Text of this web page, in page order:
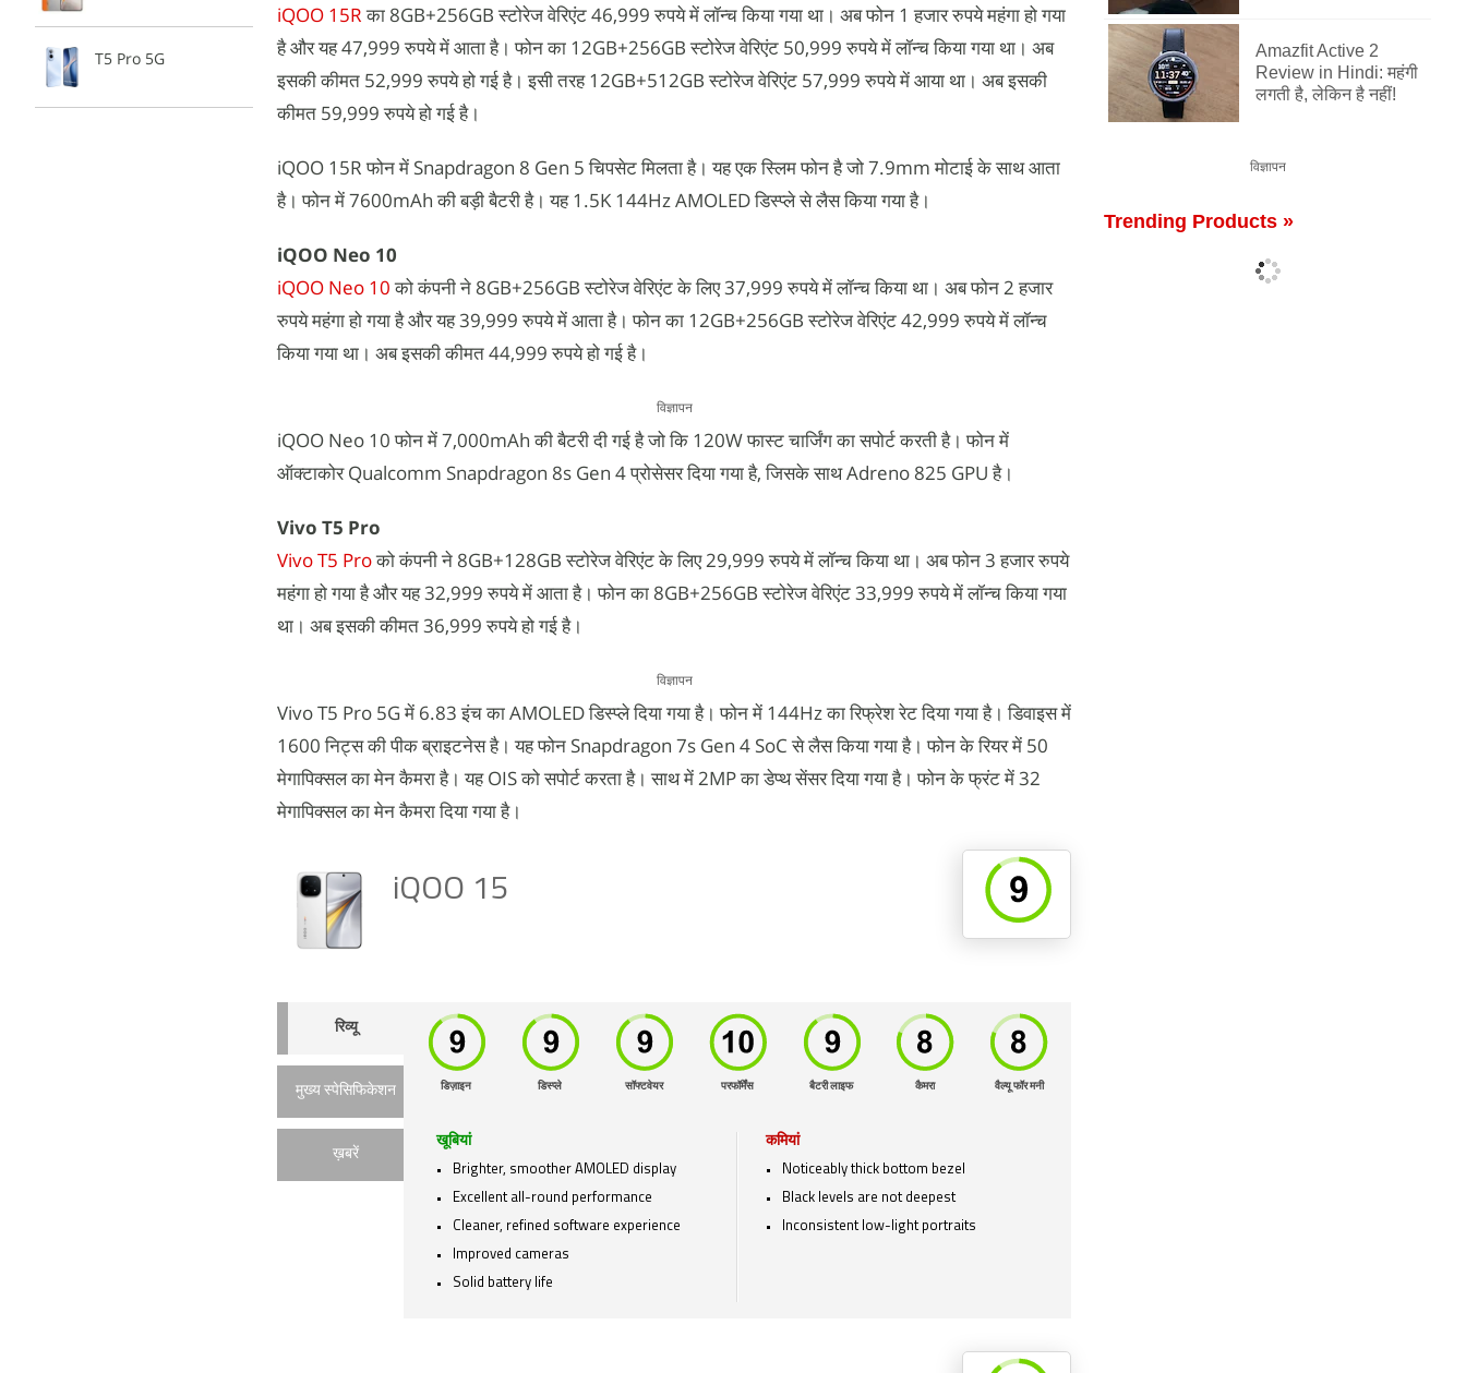
T5 Pro 5G
iQOO 15Rका 8GB+256GB स्टोरेज वेरिएंट 46,999 रुपये में लॉन्च किया गया था। अब फोन 1 हजार रुपये महंगा हो गया
है और यह 47,999 रुपये में आता है। फोन का 12GB+256GB स्टोरेज वेरिएंट 50,999 रुपये में लॉन्च किया गया था। अब
इसकी कीमत 52,999 रुपये हो गई है। इसी तरह 12GB+512GB स्टोरेज वेरिएंट 57,999 रुपये में आया था। अब इसकी
कीमत 59,999 रुपये हो गई है।
iQOO 15R फोन में Snapdragon 8 Gen 5 चिपसेट मिलता है। यह एक स्लिम फोन है जो 7.9mm मोटाई के साथ आता
है। फोन में 7600mAh की बड़ी बैटरी है। यह 1.5K 144Hz AMOLED डिस्प्ले से लैस किया गया है।
iQOO Neo 10
iQOO Neo 10को कंपनी ने 8GB+256GB स्टोरेज वेरिएंट के लिए 37,999 रुपये में लॉन्च किया था। अब फोन 2 हजार
रुपये महंगा हो गया है और यह 39,999 रुपये में आता है। फोन का 12GB+256GB स्टोरेज वेरिएंट 42,999 रुपये में लॉन्च
किया गया था। अब इसकी कीमत 44,999 रुपये हो गई है।
विज्ञापन
iQOO Neo 10 फोन में 7,000mAh की बैटरी दी गई है जो कि 120W फास्ट चार्जिंग का सपोर्ट करती है। फोन में
ऑक्टाकोर Qualcomm Snapdragon 8s Gen 4 प्रोसेसर दिया गया है, जिसके साथ Adreno 825 GPU है।
Vivo T5 Pro
Vivo T5 Proको कंपनी ने 8GB+128GB स्टोरेज वेरिएंट के लिए 29,999 रुपये में लॉन्च किया था। अब फोन 3 हजार रुपये
महंगा हो गया है और यह 32,999 रुपये में आता है। फोन का 8GB+256GB स्टोरेज वेरिएंट 33,999 रुपये में लॉन्च किया गया
था। अब इसकी कीमत 36,999 रुपये हो गई है।
विज्ञापन
Vivo T5 Pro 5G में 6.83 इंच का AMOLED डिस्प्ले दिया गया है। फोन में 144Hz का रिफ्रेश रेट दिया गया है। डिवाइस में
1600 निट्स की पीक ब्राइटनेस है। यह फोन Snapdragon 7s Gen 4 SoC से लैस किया गया है। फोन के रियर में 50
मेगापिक्सल का मेन कैमरा है। यह OIS को सपोर्ट करता है। साथ में 2MP का डेप्थ सेंसर दिया गया है। फोन के फ्रंट में 32
मेगापिक्सल का मेन कैमरा दिया गया है।
iQOO 15
रिव्यू
मुख्य स्पेसिफिकेशन
ख़बरें
डिज़ाइन डिस्प्ले सॉफ्टवेयर परफॉर्मेंस बैटरी लाइफ कैमरा वैल्यू फॉर मनी
खूबियां
Brighter, smoother AMOLED display
Excellent all-round performance
Cleaner, refined software experience
Improved cameras
Solid battery life
कमियां
Noticeably thick bottom bezel
Black levels are not deepest
Inconsistent low-light portraits
Amazfit Active 2
Review in Hindi: महंगी
लगती है, लेकिन है नहीं!
विज्ञापन
Trending Products »